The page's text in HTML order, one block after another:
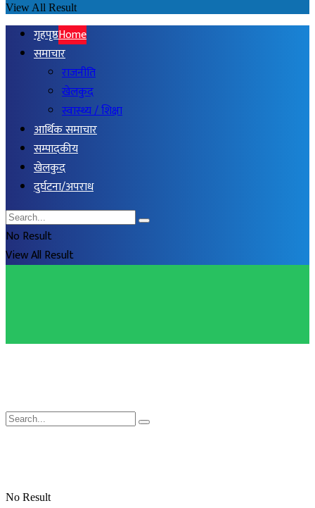
View All Result
गृहपृष्ठHome
समाचार
राजनीति
खेलकुद
स्वास्थ्य / शिक्षा
आर्थिक समाचार
सम्पादकीय
खेलकुद
दुर्घटना/अपराध
No Result
View All Result
No Result